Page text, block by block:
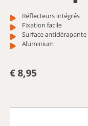
Réflecteurs intégrés
Fixation facile
Surface antidérapante
Aluminium
€ 8,95